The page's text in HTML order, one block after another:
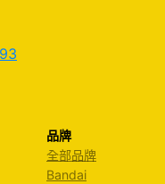
品牌
全部品牌
Bandai